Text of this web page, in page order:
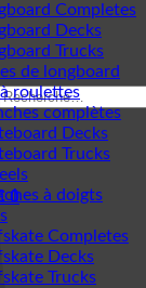
0
Completes
Decks
Trucks
de longboard
roulettes
complètes
Decks
Trucks
à doigts
Completes
Decks
Trucks